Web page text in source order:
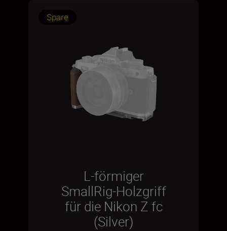
Spare
L-förmiger
SmallRig-Holzgriff
für die Nikon Z fc
(Silver)